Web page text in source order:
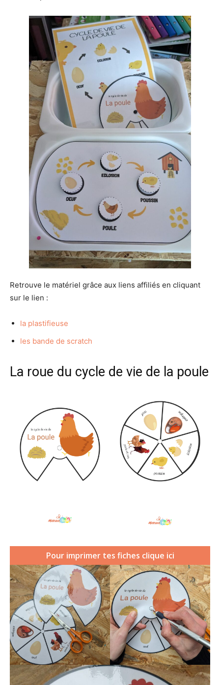
Retrouve le matériel grâce aux liens affiliés en cliquant
sur le lien :
la plastifieuse
les bande de scratch
La roue du cycle de vie de la poule
Pour imprimer tes fiches clique ici